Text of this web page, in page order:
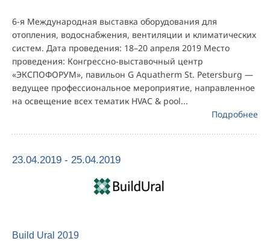
6-я Международная выставка оборудования для
отопления, водоснабжения, вентиляции и климатических
систем. Дата проведения: 18–20 апреля 2019 Место
проведения: Конгрессно-выставочный центр
«ЭКСПОФОРУМ», павильон G Aquatherm St. Petersburg —
ведущее профессиональное мероприятие, направленное
на освещение всех тематик HVAC & pool...
Подробнее
23.04.2019 - 25.04.2019
Build Ural 2019